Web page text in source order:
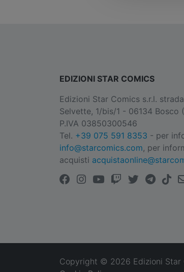
EDIZIONI STAR COMICS
Edizioni Star Comics s.r.l.
Selvette, 1/bis/1 - 06134 Bosco
P.IVA 03850300546
Tel. +39 075 591 8353 - per
info@starcomics.com, per
acquisti
Copyright © 2026 Edizioni Star